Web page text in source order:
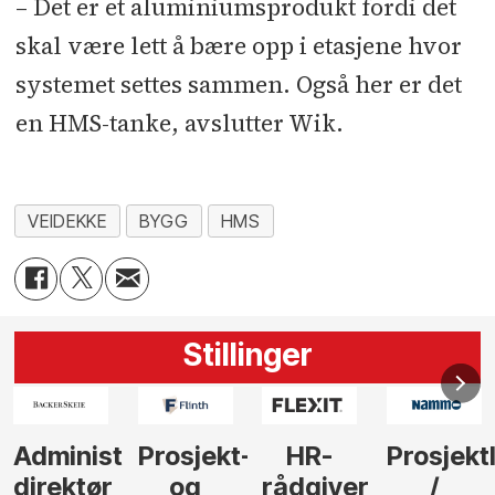
– Det er et aluminiumsprodukt fordi det
skal være lett å bære opp i etasjene hvor
systemet settes sammen. Også her er det
en HMS-tanke, avslutter Wik.
VEIDEKKE BYGG HMS
Stillinger
HR-
rådgiver
ProsjektlederVi
behøver
søker